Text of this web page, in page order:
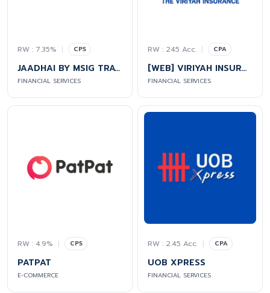
RW : 7.35% | CPS
JAADHAI BY MSIG TRAVEL INSURANCE
FINANCIAL SERVICES
RW : 245 Acc. | CPA
[WEB] VIRIYAH INSURANCE : ประกันมะเร็ง
FINANCIAL SERVICES
RW : 4.9% | CPS
PATPAT
E-COMMERCE
RW : 2.45 Acc. | CPA
UOB XPRESS
FINANCIAL SERVICES